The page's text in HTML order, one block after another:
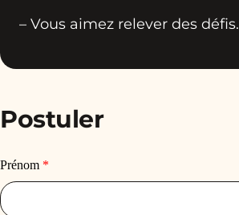
– Vous aimez relever des défis.
Postuler